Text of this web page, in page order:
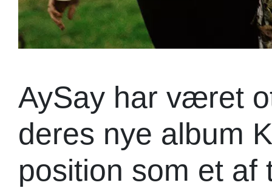
AySay har været
deres nye album
position som et af